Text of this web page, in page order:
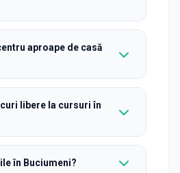
aproape de casă
libere la cursuri în
în Buciumeni?